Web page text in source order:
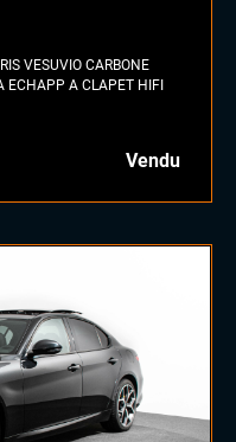
VESUVIO CARBONE
ECHAPP A CLAPET HIFI
Vendu